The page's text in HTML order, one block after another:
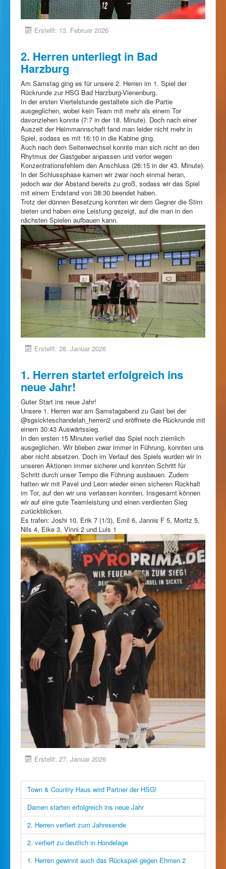
Erstellt: 13. Februar 2026
2. Herren unterliegt in Bad
Harzburg
Am Samstag ging es für unsere 2. Herren im 1. Spiel der
Rückrunde zur HSG Bad Harzburg-Vienenburg.
In der ersten Viertelstunde gestaltete sich die Partie
ausgeglichen, wobei kein Team mit mehr als einem Tor
davonziehen konnte (7:7 in der 18. Minute). Doch nach einer
Auszeit der Heimmannschaft fand man leider nicht mehr in
Spiel, sodass es mit 16:10 in die Kabine ging.
Auch nach dem Seitenwechsel konnte man sich nicht an den
Rhytmus der Gastgeber anpassen und verlor wegen
Konzentrationsfehlern den Anschluss (26:15 in der 43. Minute).
In der Schlussphase kamen wir zwar noch einmal heran,
jedoch war der Abstand bereits zu groß, sodass wir das Spiel
mit einem Endstand von 38:30 beendet haben.
Trotz der dünnen Besetzung konnten wir dem Gegner die Stirn
bieten und haben eine Leistung gezeigt, auf die man in den
nächsten Spielen aufbauen kann.
Erstellt: 28. Januar 2026
1. Herren startet erfolgreich ins
neue Jahr!
Guter Start ins neue Jahr!
Unsere 1. Herren war am Samstagabend zu Gast bei der
@sgsickteschandelah_herren2 und eröffnete die Rückrunde mit
einem 30:43 Auswärtssieg.
In den ersten 15 Minuten verlief das Spiel noch ziemlich
ausgeglichen. Wir blieben zwar immer in Führung, konnten uns
aber nicht absetzen. Doch im Verlauf des Spiels wurden wir in
unseren Aktionen immer sicherer und konnten Schritt für
Schritt durch unser Tempo die Führung ausbauen. Zudem
hatten wir mit Pavel und Leon wieder einen sicheren Rückhalt
im Tor, auf den wir uns verlassen konnten. Insgesamt können
wir auf eine gute Teamleistung und einen verdienten Sieg
zurückblicken.
Es trafen: Joshi 10, Erik 7 (1/3), Emil 6, Jannis F 5, Moritz 5,
Nils 4, Eike 3, Vinni 2 und Luis 1
Erstellt: 27. Januar 2026
Town & Country Haus wird Partner der HSG!
Damen starten erfolgreich ins neue Jahr
2. Herren verliert zum Jahresende
2. verliert zu deutlich in Hondelage
1. Herren gewinnt auch das Rückspiel gegen Ehmen 2